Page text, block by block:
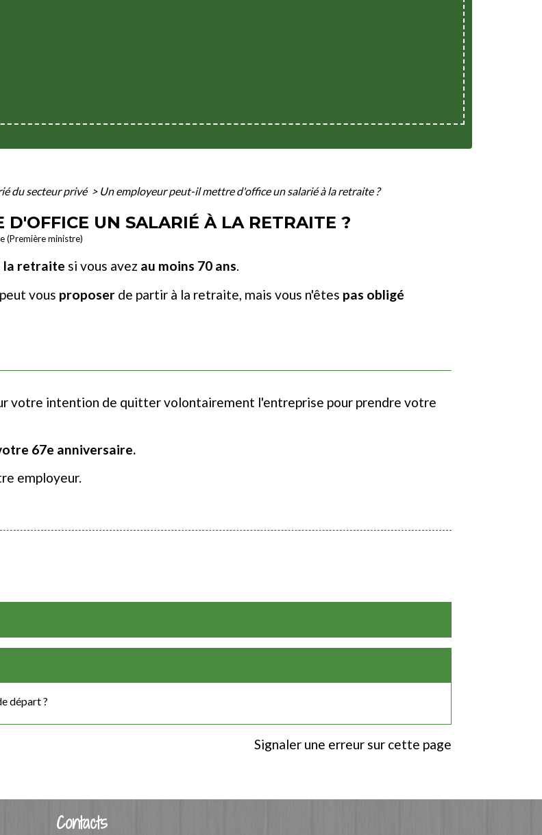
du secteur privé > Un employeur peut-il mettre d'office un salarié à la retraite ?
UN SALARIÉ À LA RETRAITE ?
(Première ministre)
la retraite si vous avez au moins 70 ans.
vous proposer de partir à la retraite, mais vous n'êtes pas obligé
votre intention de quitter volontairement l'entreprise pour prendre votre
67e anniversaire.
employeur.
départ ?
Signaler une erreur sur cette page
Contacts